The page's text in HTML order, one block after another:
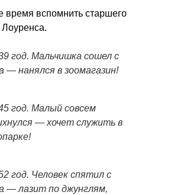
время вспомнить старшего
Лоуренса.
год. Мальчишка сошел с
— нанялся в зоомагазин!
год. Малый совсем
— хочет служить в
год. Человек спятил с
— лазит по джунглям,